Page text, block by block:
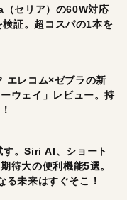
セリア）の60W対応
証。超コスパの1本を
エレコム×ゼブラの新
ウェイ」レビュー。持
。Siri AI、ショート
待大の便利機能5選。
未来はすぐそこ！